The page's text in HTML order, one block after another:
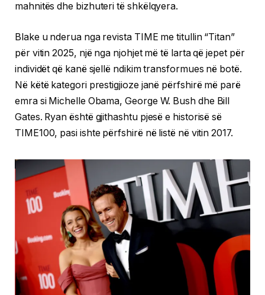
mahnitës dhe bizhuteri të shkëlqyera.
Blake u nderua nga revista TIME me titullin “Titan”
për vitin 2025, një nga njohjet më të larta që jepet për
individët që kanë sjellë ndikim transformues në botë.
Në këtë kategori prestigjioze janë përfshirë më parë
emra si Michelle Obama, George W. Bush dhe Bill
Gates. Ryan është gjithashtu pjesë e historisë së
TIME100, pasi ishte përfshirë në listë në vitin 2017.